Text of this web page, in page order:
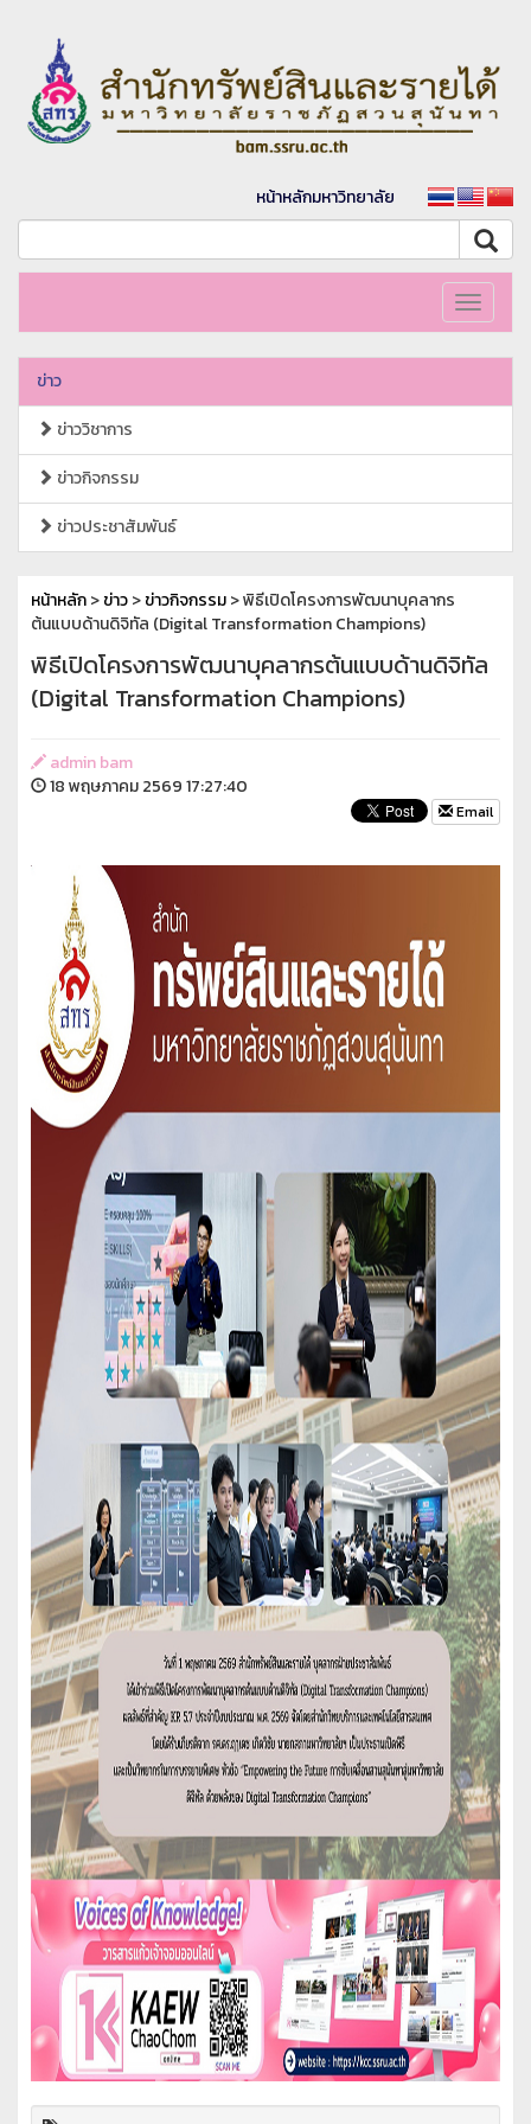
หน้าหลักมหาวิทยาลัย
Toggle
ข่าว
ข่าววิชาการ
ข่าวกิจกรรม
ข่าวประชาสัมพันธ์
หน้าหลัก>ข่าว>ข่าวกิจกรรม> พิธีเปิดโครงการพัฒนาบุคลากร
ต้นแบบด้านดิจิทัล (Digital Transformation Champions)
พิธีเปิดโครงการพัฒนาบุคลากรต้นแบบด้านดิจิทัล
(Digital Transformation Champions)
admin bam
18 พฤษภาคม 2569 17:27:40
Email